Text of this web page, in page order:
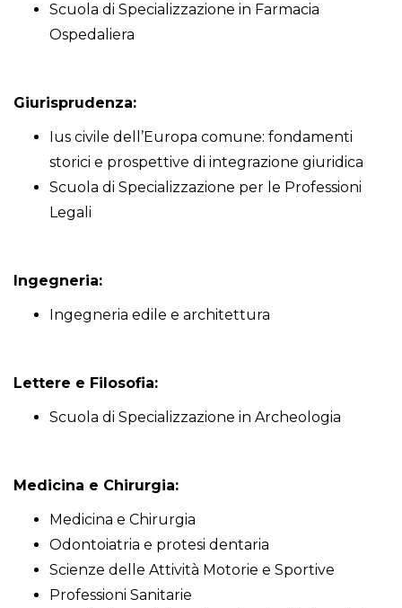
Scuola di Specializzazione in Farmacia
Ospedaliera
Giurisprudenza:
Ius civile dell’Europa comune: fondamenti
storici e prospettive di integrazione giuridica
Scuola di Specializzazione per le Professioni
Legali
Ingegneria:
Ingegneria edile e architettura
Lettere e Filosofia:
Scuola di Specializzazione in Archeologia
Medicina e Chirurgia:
Medicina e Chirurgia
Odontoiatria e protesi dentaria
Scienze delle Attività Motorie e Sportive
Professioni Sanitarie